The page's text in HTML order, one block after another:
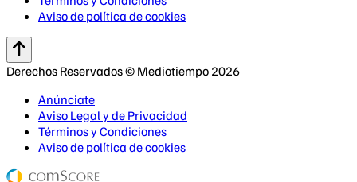
Aviso de política de cookies
Derechos Reservados © Mediotiempo 2026
Anúnciate
Aviso Legal y de Privacidad
Términos y Condiciones
Aviso de política de cookies